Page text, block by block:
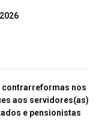
contrarreformas nos
aos servidores(as)
e pensionistas